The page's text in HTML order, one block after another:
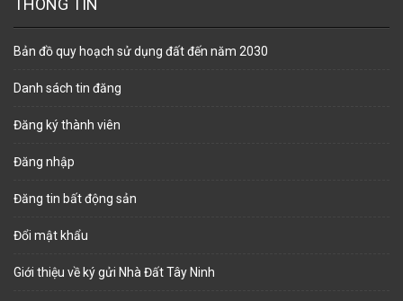
THÔNG TIN
Bản đồ quy hoạch sử dụng đất đến năm 2030
Danh sách tin đăng
Đăng ký thành viên
Đăng nhập
Đăng tin bất động sản
Đổi mật khẩu
Giới thiệu về ký gửi Nhà Đất Tây Ninh